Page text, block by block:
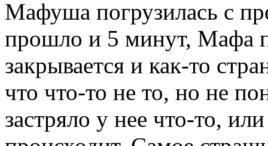
Мафуша погрузилась с
прошло и 5 минут, Мафа
закрывается и как-то
что что-то не то, но не
застряло у нее что-то,